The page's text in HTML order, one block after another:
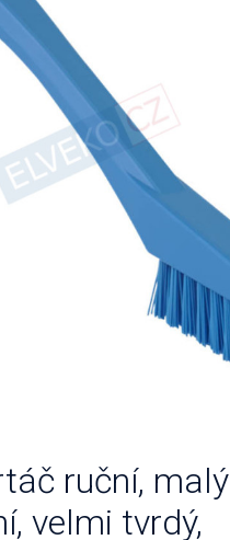
ruční, malý
velmi tvrdý,